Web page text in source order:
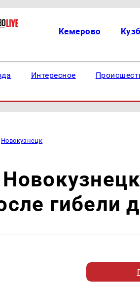
Кемерово
Интересное
Новокузнецк
гибели